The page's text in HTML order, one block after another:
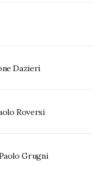
Dazieri
Roversi
Grugni